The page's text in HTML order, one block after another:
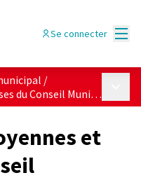
Se connecter
/
Conseil Municipal
et